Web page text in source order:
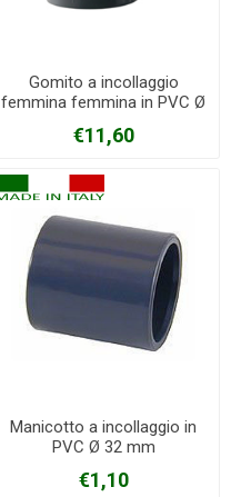
Gomito a incollaggio
femmina femmina in PVC Ø
€11,60
Manicotto a incollaggio in
PVC Ø 32 mm
€1,10